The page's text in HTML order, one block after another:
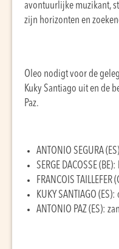
avontuurlijke muzikant,
zijn horizonten en
Oleo nodigt voor de
Kuky Santiago uit en de
Paz.
ANTONIO SEGURA
SERGE DACOSSE (BE):
FRANCOIS TAILLEFER
KUKY SANTIAGO (ES):
ANTONIO PAZ (ES):